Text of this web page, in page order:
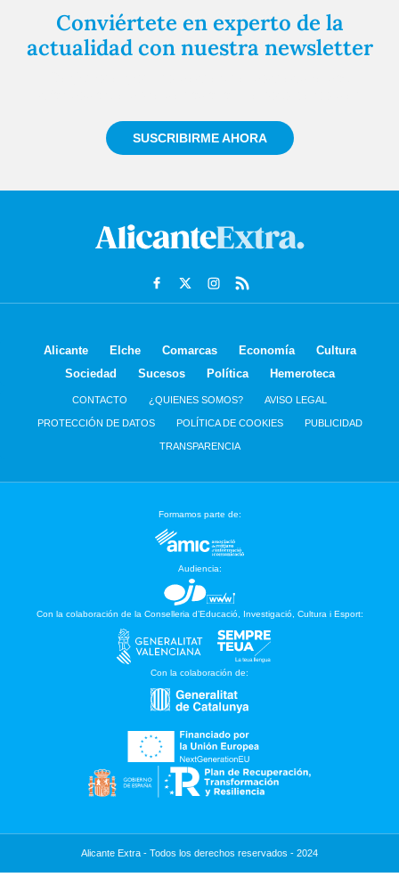
Conviértete en experto de la
actualidad con nuestra newsletter
SUSCRIBIRME AHORA
Alicante Elche Comarcas Economía
Cultura
Sociedad
Sucesos Política Hemeroteca
CONTACTO ¿QUIENES SOMOS? AVISO LEGAL
PROTECCIÓN DE DATOS POLÍTICA DE COOKIES PUBLICIDAD
TRANSPARENCIA
Formamos parte de:
Audiencia:
Con la colaboración de la Conselleria d’Educació, Investigació, Cultura i Esport:
Con la colaboración de:
Alicante Extra - Todos los derechos reservados - 2024